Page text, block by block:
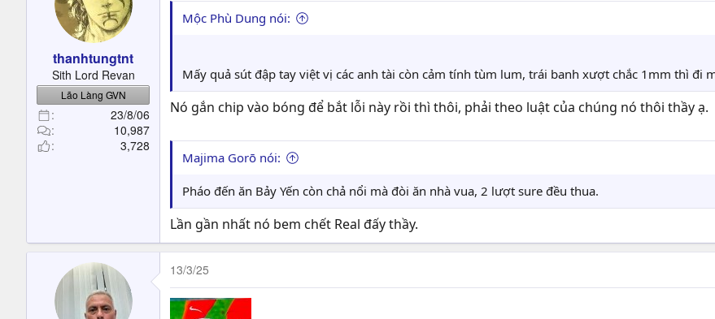
thanhtungtnt
Sith Lord Revan
Lão Làng GVN
23/8/06
10,987
3,728
Mộc Phù Dung nói:
Mấy quả sút đập tay việt vị các anh tài còn cảm tính tùm lum, trái banh xượt chắc 1mm thì đi
Nó gắn chip vào bóng để bắt lỗi này rồi thì thôi, phải theo luật của chúng nó thôi thầy ạ.
Majima Gorō nói:
Pháo đến ăn Bảy Yến còn chả nổi mà đòi ăn nhà vua, 2 lượt sure đều thua.
Lần gần nhất nó bem chết Real đấy thầy.
13/3/25